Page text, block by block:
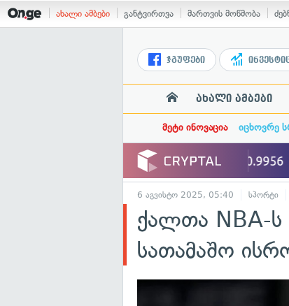
ახალი ამბები განტვირთვა მართვის მოწმობა
ჯგუფები
ახალი ამბები
მეტი ინოვაცია იცხოვრე
6 აგვისტო 2025, 05:40 სპორტი
ქალთა NBA-ს
სათამაშო